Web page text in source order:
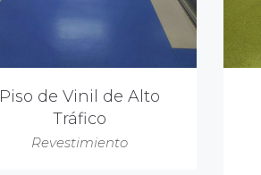
Piso de Vinil de Alto
Tráfico
Revestimiento